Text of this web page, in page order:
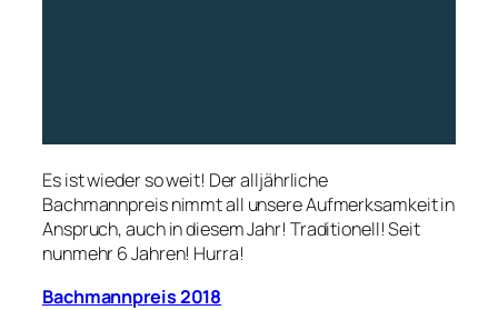
Es ist wieder so weit! Der alljährliche
Bachmannpreis nimmt all unsere Aufmerksamkeit in
Anspruch, auch in diesem Jahr! Traditionell! Seit
nunmehr 6 Jahren! Hurra!
Bachmannpreis 2018